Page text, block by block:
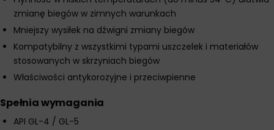
zmianę biegów w zimnych warunkach
Mniejszy wysiłek na dźwigni zmiany biegów
Kompatybilny z wszystkimi typami uszczelek i materiałów
stosowanych w skrzyniach biegów
Właściwości antykorozyjne i przeciwpienne
Spełnia wymagania
API GL-4 / GL-5